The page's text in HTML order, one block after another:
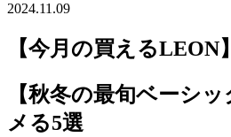
2024.11.09
【今月の買えるLEON】
【秋冬の最旬ベーシ
メる5選